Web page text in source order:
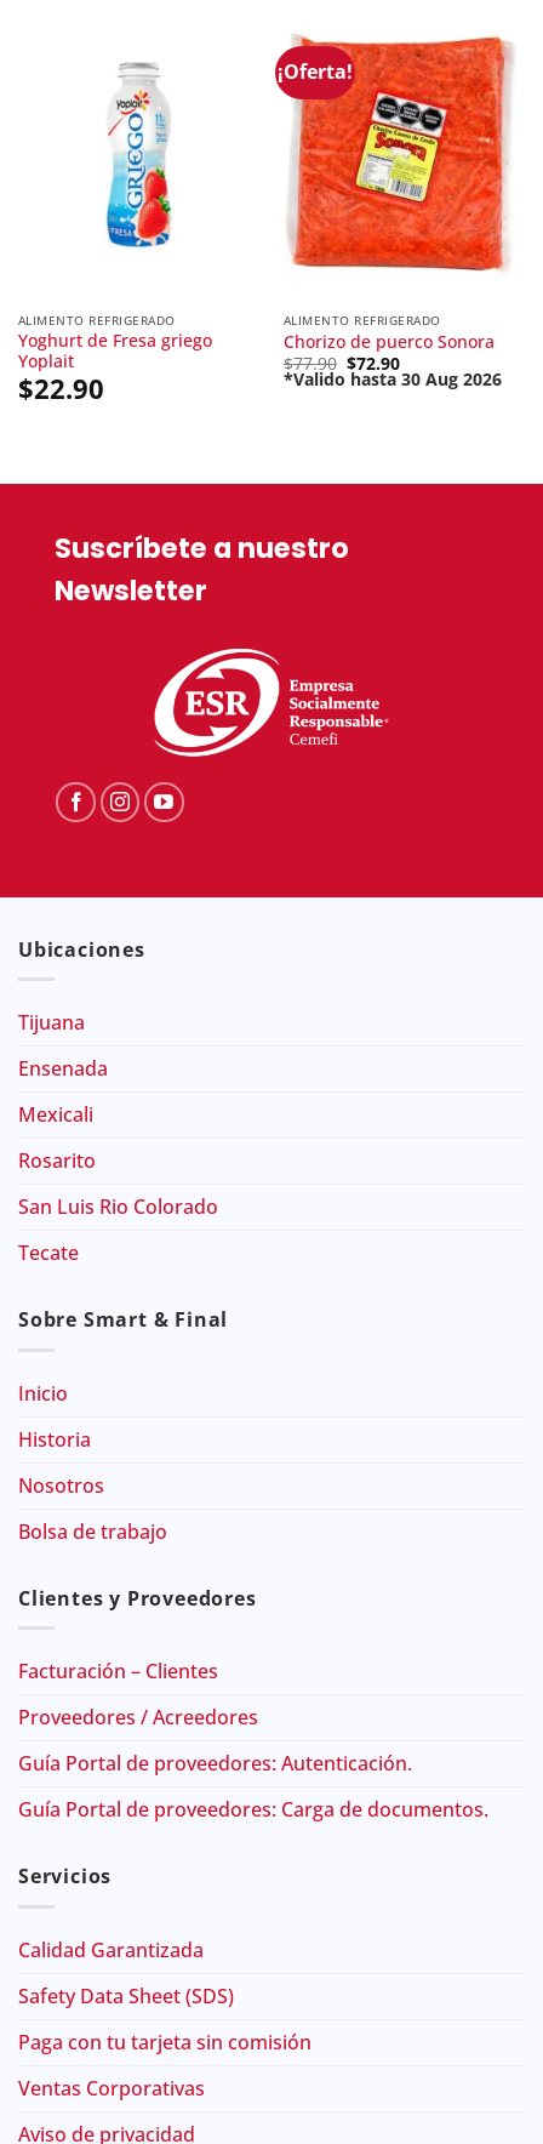
ALIMENTO REFRIGERADO
Yoghurt de Fresa griego
Yoplait
$22.90
¡Oferta!
ALIMENTO REFRIGERADO
Chorizo de puerco Sonora
$77.90 Original
price
$72.90
*Valido hasta 30 Aug 2026
Suscríbete a nuestro
Newsletter
Ubicaciones
Tijuana
Ensenada
Mexicali
Rosarito
San Luis Rio Colorado
Tecate
Sobre Smart & Final
Inicio
Historia
Nosotros
Bolsa de trabajo
Clientes y Proveedores
Facturación – Clientes
Proveedores / Acreedores
Guía Portal de proveedores: Autenticación.
Guía Portal de proveedores: Carga de documentos.
Servicios
Calidad Garantizada
Safety Data Sheet (SDS)
Paga con tu tarjeta sin comisión
Ventas Corporativas
Aviso de privacidad